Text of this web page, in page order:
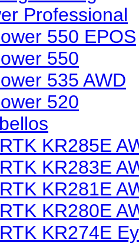
Professional
550 EPOS
550
535 AWD
520
KR285E
KR283E
KR281E
KR280E
KR274E